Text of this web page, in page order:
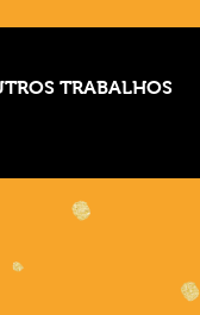
TRABALHOS